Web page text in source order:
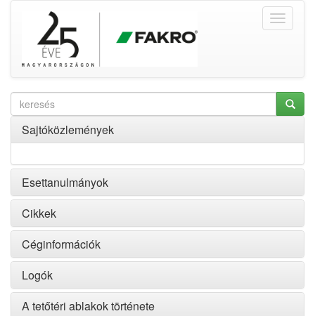
Sajtóközlemények
Esettanulmányok
Cikkek
Céginformációk
Logók
A tetőtéri ablakok története